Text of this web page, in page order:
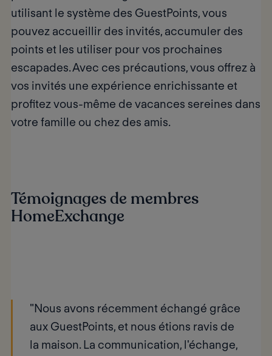
utilisant le système des GuestPoints, vous
pouvez accueillir des invités, accumuler des
points et les utiliser pour vos prochaines
escapades. Avec ces précautions, vous offrez à
vos invités une expérience enrichissante et
profitez vous-même de vacances sereines dans
votre famille ou chez des amis.
Témoignages de membres
HomeExchange
"Nous avons récemment échangé grâce
aux GuestPoints, et nous étions ravis de
la maison. La communication, l'échange,